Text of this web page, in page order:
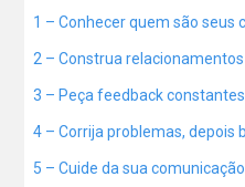
1 – Conhecer quem são seus
2 – Construa
3 – Peça feedback constantes
4 – Corrija problemas, depois
5 – Cuide da sua